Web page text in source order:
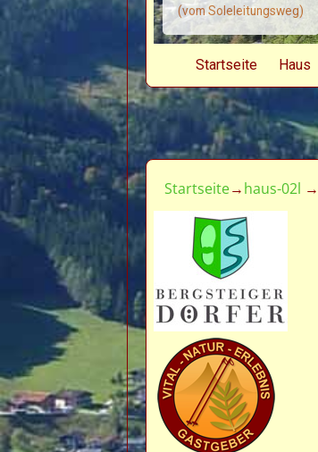
(vom Soleleitungsweg)
Startseite Haus
Startseite→haus-02l →